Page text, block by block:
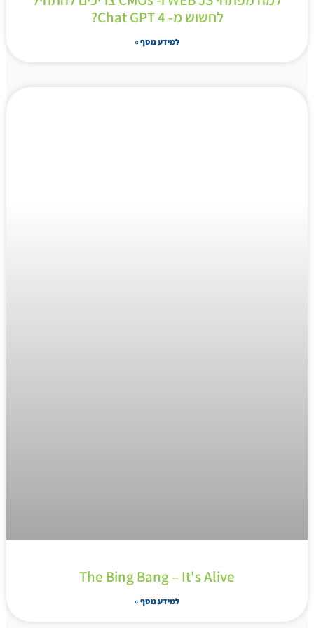
לחשוש מ- Chat GPT 4?
למידע נוסף »
The Bing Bang – It's Alive
למידע נוסף »